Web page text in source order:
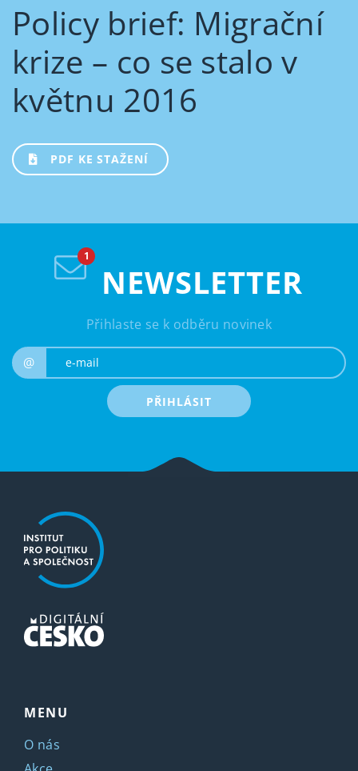
Policy brief: Migrační
krize – co se stalo v
květnu 2016
PDF KE STAŽENÍ
NEWSLETTER
Přihlaste se k odběru novinek
@
PŘIHLÁSIT
MENU
O nás